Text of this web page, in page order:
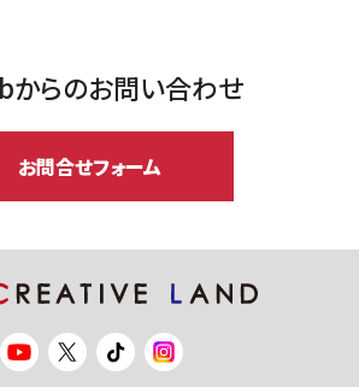
らのお問い合わせ
お問合せフォーム